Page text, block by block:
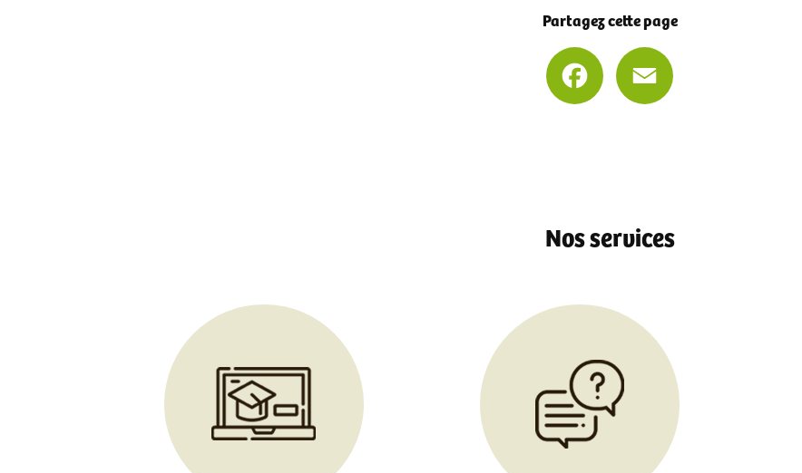
Partagez cette page
Facebook
Nos services